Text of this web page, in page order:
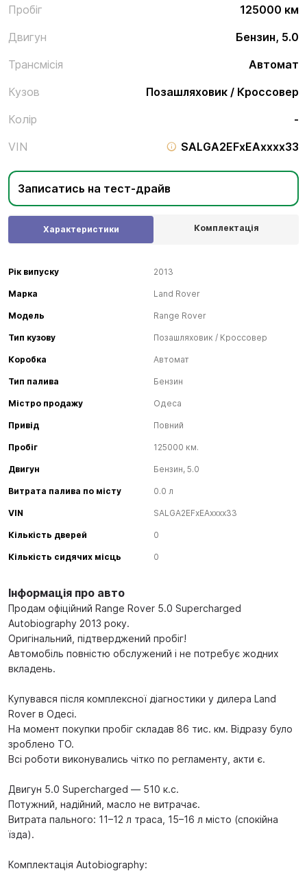
Пробіг
125000 км
Двигун
Бензин, 5.0
Трансмісія
Автомат
Кузов
Позашляховик / Кроссовер
Колір
-
VIN
SALGA2EFxEAxxxx33
Записатись на тест-драйв
Інформація про авто
Продам офіційний Range Rover 5.0 Supercharged
Autobiography 2013 року.
Оригінальний, підтверджений пробіг!
Автомобіль повністю обслужений і не потребує жодних
вкладень.
Купувався після комплексної діагностики у дилера Land
Rover в Одесі.
На момент покупки пробіг складав 86 тис. км. Відразу було
зроблено ТО.
Всі роботи виконувались чітко по регламенту, акти є.
Двигун 5.0 Supercharged — 510 к.с.
Потужний, надійний, масло не витрачає.
Витрата пального: 11–12 л траса, 15–16 л місто (спокійна
їзда).
Комплектація Autobiography:
Характеристики Комплектація
Рік випуску 2013
Марка Land Rover
Модель Range Rover
Тип кузову Позашляховик / Кроссовер
Коробка Автомат
Тип палива Бензин
Містро продажу Одеса
Привід Повний
Пробіг 125000 км.
Двигун Бензин, 5.0
Витрата палива по місту 0.0 л
VIN SALGA2EFxEAxxxx33
Кількість дверей 0
Кількість сидячих місць 0